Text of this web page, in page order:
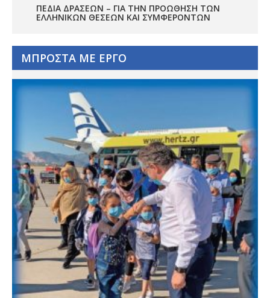
ΠΕΔΊΑ ΔΡΆΣΕΩΝ – ΓΙΑ ΤΗΝ ΠΡΟΏΘΗΣΗ ΤΩΝ
ΕΛΛΗΝΙΚΏΝ ΘΈΣΕΩΝ ΚΑΙ ΣΥΜΦΕΡΌΝΤΩΝ
ΜΠΡΟΣΤΑ ΜΕ ΕΡΓΟ